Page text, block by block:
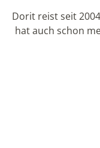
Dorit reist seit
hat auch schon